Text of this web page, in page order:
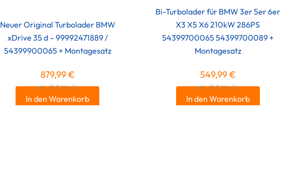
Neuer Original Turbolader BMW
xDrive 35 d – 99992471889 /
54399900065 + Montagesatz
879,99€
inkl. 19 % MwSt.
In den Warenkorb
Bi-Turbolader für BMW 3er 5er 6er
X3 X5 X6 210kW 286PS
54399700065 54399700089 +
Montagesatz
549,99€
inkl. 19 % MwSt.
In den Warenkorb